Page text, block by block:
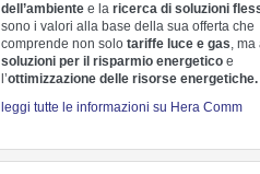
dell’ambiente e la ricerca di soluzioni
sono i valori alla base della sua offerta che
comprende non solo tariffe luce e gas, ma
soluzioni per il risparmio energetico e
l’ottimizzazione delle risorse energetiche.
leggi tutte le informazioni su Hera Comm